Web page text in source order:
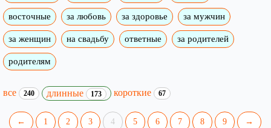
восточные за любовь за здоровье за мужчин
за женщин на свадьбу ответные за родителей
родителям
все 240 длинные 173 короткие 67
← 1 2 3 4 5 6 7 8 9 →